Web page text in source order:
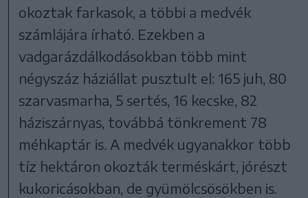
okoztak farkasok, a többi a medvék
számlájára írható. Ezekben a
vadgarázdálkodásokban több mint
négyszáz háziállat pusztult el: 165 juh, 80
szarvasmarha, 5 sertés, 16 kecske, 82
háziszárnyas, továbbá tönkrement 78
méhkaptár is. A medvék ugyanakkor több
tíz hektáron okozták terméskárt, jórészt
kukoricásokban, de gyümölcsösökben is.